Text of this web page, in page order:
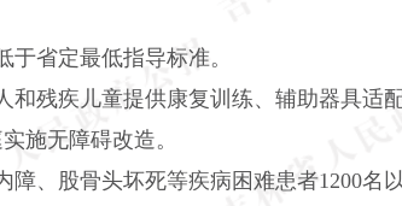
省定最低指导标准。
和残疾儿童提供康复训练、辅助器具适
施无障碍改造。
障、股骨头坏死等疾病困难患者1200名